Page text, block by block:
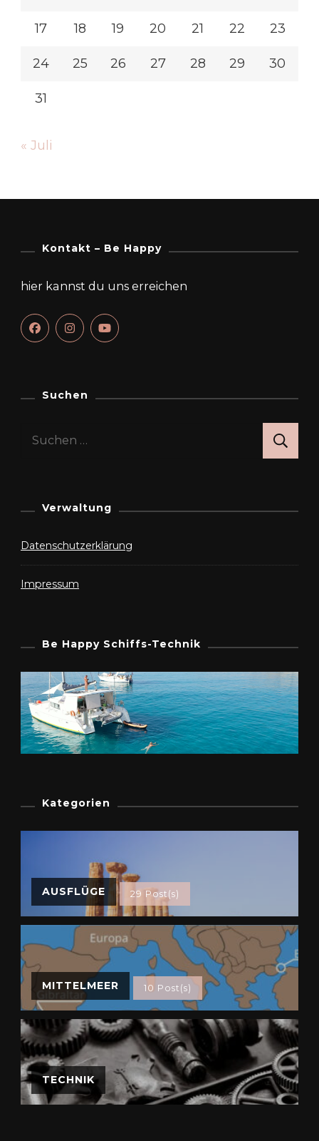
17 18 19 20 21 22 23
24 25 26 27 28 29 30
31
« Juli
Kontakt – Be Happy
hier kannst du uns erreichen
Suchen
Suchen
Verwaltung
Datenschutzerklärung
Impressum
Be Happy Schiffs-Technik
Kategorien
AUSFLÜGE 29 Post(s)
MITTELMEER 10 Post(s)
TECHNIK